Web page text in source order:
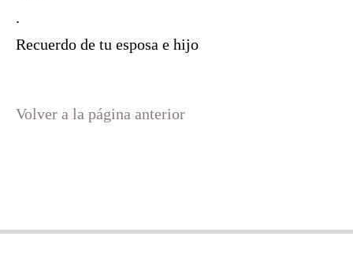
.
Recuerdo de tu esposa e hijo
Volver a la página anterior